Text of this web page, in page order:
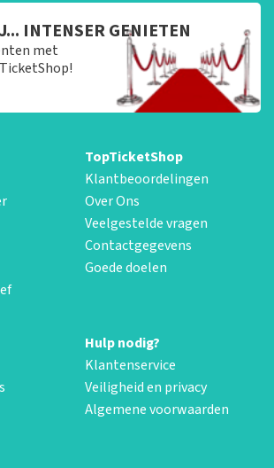
INTENSER GENIETEN
met
TopTicketShop
Klantbeoordelingen
Over Ons
Veelgestelde vragen
Contactgegevens
Goede doelen
Hulp nodig?
Klantenservice
Veiligheid en privacy
Algemene voorwaarden